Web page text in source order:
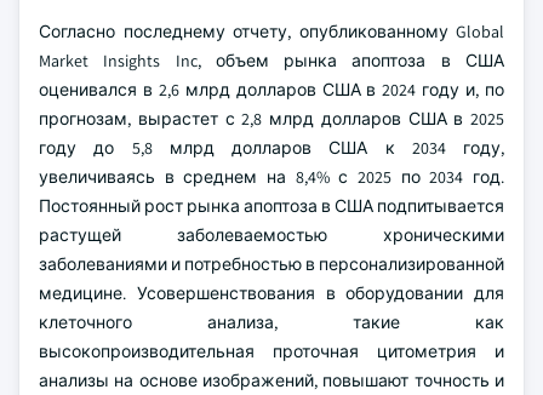
Согласно последнему отчету, опубликованному Global
Market Insights Inc, объем рынка апоптоза в США
оценивался в 2,6 млрд долларов США в 2024 году и, по
прогнозам, вырастет с 2,8 млрд долларов США в 2025
году до 5,8 млрд долларов США к 2034 году,
увеличиваясь в среднем на 8,4% с 2025 по 2034 год.
Постоянный рост рынка апоптоза в США подпитывается
растущей заболеваемостью хроническими
заболеваниями и потребностью в персонализированной
медицине. Усовершенствования в оборудовании для
клеточного анализа, такие как
высокопроизводительная проточная цитометрия и
анализы на основе изображений, повышают точность и